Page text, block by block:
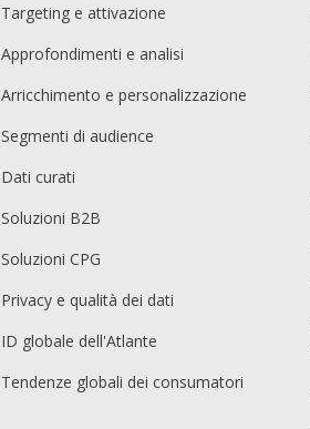
Targeting e attivazione
Approfondimenti e analisi
Arricchimento e personalizzazione
Segmenti di audience
Dati curati
Soluzioni B2B
Soluzioni CPG
Privacy e qualità dei dati
ID globale dell'Atlante
Tendenze globali dei consumatori